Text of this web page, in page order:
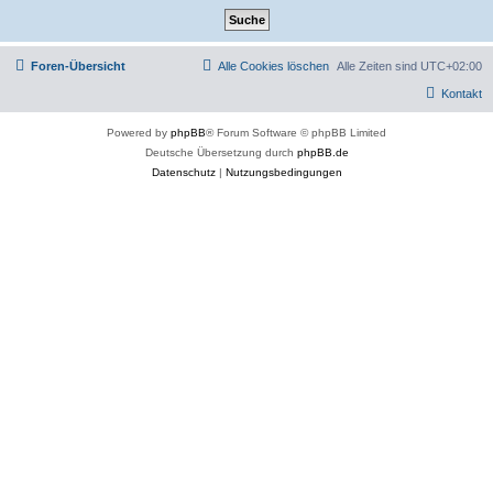
Foren-Übersicht Alle Zeiten sind UTC+02:00
Alle Cookies löschen
Kontakt
Powered by phpBB® Forum Software © phpBB Limited
Deutsche Übersetzung durch phpBB.de
Datenschutz| Nutzungsbedingungen